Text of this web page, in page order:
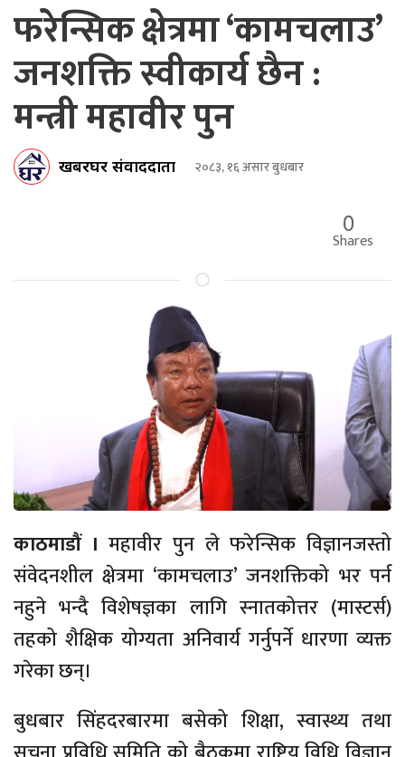
फरेन्सिक क्षेत्रमा ‘कामचलाउ’
जनशक्ति स्वीकार्य छैन :
मन्त्री महावीर पुन
खबरघर संवाददाता २०८३, १६ असार बुधबार
0
Shares
काठमाडौं । महावीर पुन ले फरेन्सिक विज्ञानजस्तो
संवेदनशील क्षेत्रमा ‘कामचलाउ’ जनशक्तिको भर पर्न
नहुने भन्दै विशेषज्ञका लागि स्नातकोत्तर (मास्टर्स)
तहको शैक्षिक योग्यता अनिवार्य गर्नुपर्ने धारणा व्यक्त
गरेका छन्।
बुधबार सिंहदरबारमा बसेको शिक्षा, स्वास्थ्य तथा